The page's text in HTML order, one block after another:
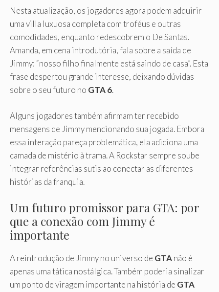
Nesta atualização, os jogadores agora podem adquirir
uma villa luxuosa completa com troféus e outras
comodidades, enquanto redescobrem o De Santas.
Amanda, em cena introdutória, fala sobre a saída de
Jimmy: “nosso filho finalmente está saindo de casa”. Esta
frase despertou grande interesse, deixando dúvidas
sobre o seu futuro no GTA 6.
Alguns jogadores também afirmam ter recebido
mensagens de Jimmy mencionando sua jogada. Embora
essa interação pareça problemática, ela adiciona uma
camada de mistério à trama. A Rockstar sempre soube
integrar referências sutis ao conectar as diferentes
histórias da franquia.
Um futuro promissor para GTA: por
que a conexão com Jimmy é
importante
A reintrodução de Jimmy no universo de GTAnão é
apenas uma tática nostálgica. Também poderia sinalizar
um ponto de viragem importante na história de GTA